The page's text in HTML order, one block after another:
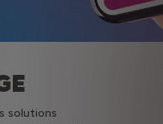
solutions